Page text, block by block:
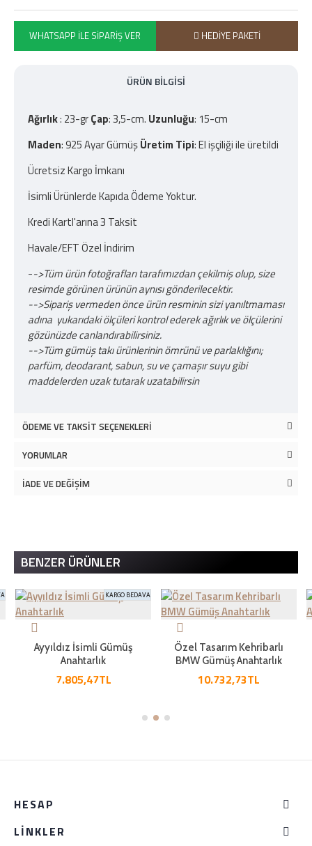
WHATSAPP İLE SIPARIŞ VER HEDIYE PAKETI
ÜRÜN BILGISI
Ağırlık: 23-grÇap: 3,5-cm. Uzunluğu: 15-cm
Maden: 925 Ayar GümüşÜretim Tipi: El işçiliği ile üretildi
Ücretsiz Kargo İmkanı
İsimli Ürünlerde Kapıda Ödeme Yoktur.
Kredi Kartl'arına 3 Taksit
Havale/EFT Özel İndirim
-->Tüm ürün fotoğrafları tarafımızdan çekilmiş olup, size
resimde görünen ürünün aynısı gönderilecektir.
-->Sipariş vermeden önce ürün resminin sizi yanıltmaması
adına yukarıdaki ölçüleri kontrol ederek ağırlık ve ölçülerini
gözünüzde canlandırabilirsiniz.
-->Tüm gümüş takı ürünlerinin ömrünü ve parlaklığını;
parfüm, deodarant, sabun, su ve çamaşır suyu gibi
maddelerden uzak tutarak uzatabilirsin
ÖDEME VE TAKSIT SEÇENEKLERI
YORUMLAR
İADE VE DEĞIŞIM
BENZER ÜRÜNLER
KARGO BEDAVA
Ayyıldız İsimli Gümüş
Anahtarlık
7.805,47TL
Özel Tasarım Kehribarlı
BMW Gümüş Anahtarlık
10.732,73TL
HESAP
LINKLER